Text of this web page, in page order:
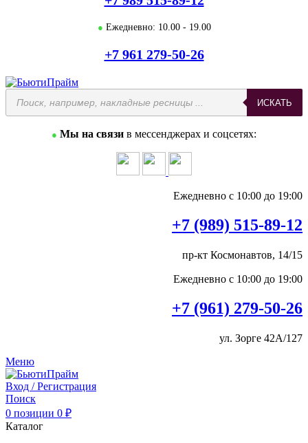
● Ежедневно: 10.00 - 19.00
+7 961 279-50-26
ИСКАТЬ
● Мы на связи в мессенджерах и соцсетях:
Ежедневно с 10:00 до 19:00
+7 (989) 515-89-12
пр-кт Космонавтов, 14/15
Ежедневно с 10:00 до 19:00
+7 (961) 279-50-26
ул. Зорге 42А/127
Меню
Вход / Регистрация
Поиск
0 позиции 0 ₽
Каталог